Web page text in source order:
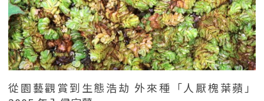
從園藝觀賞到生態浩劫 外來種「人厭槐葉蘋」